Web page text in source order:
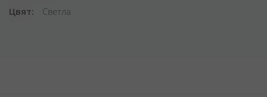
Цвят
Светла